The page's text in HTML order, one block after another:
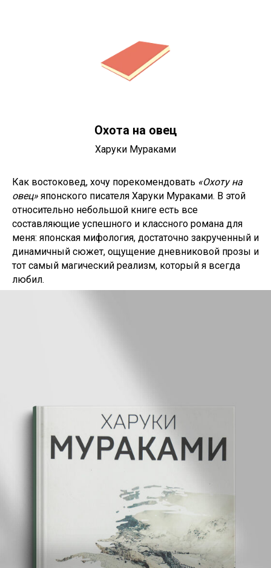
Охота на овец
Харуки Мураками
Как востоковед, хочу порекомендовать «Охоту на
овец» японского писателя Харуки Мураками. В этой
относительно небольшой книге есть все
составляющие успешного и классного романа для
меня: японская мифология, достаточно закрученный и
динамичный сюжет, ощущение дневниковой прозы и
тот самый магический реализм, который я всегда
любил.